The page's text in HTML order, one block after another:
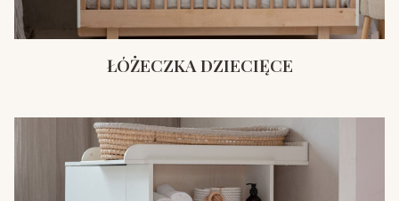
ŁÓŻECZKA DZIECIĘCE